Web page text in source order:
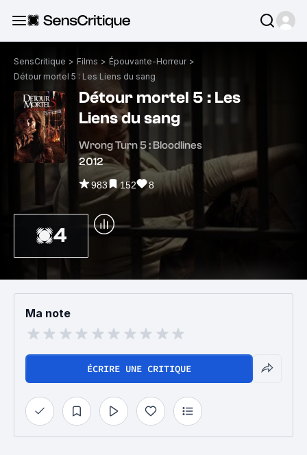
SensCritique > Films > Épouvante-Horreur >
Détour mortel 5 : Les Liens du sang
Détour mortel 5 : Les
Liens du sang
Wrong Turn 5 : Bloodlines
2012
983 152 8
4
Ma note
ÉCRIRE UNE CRITIQUE